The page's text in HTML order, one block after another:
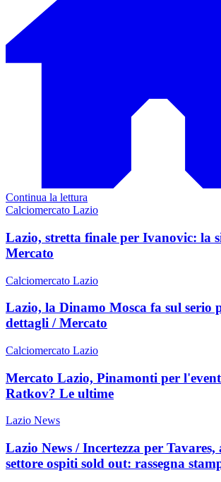
Continua la lettura
Calciomercato Lazio
Lazio, stretta finale per Ivanovic: la
Mercato
Calciomercato Lazio
Lazio, la Dinamo Mosca fa sul serio
dettagli / Mercato
Calciomercato Lazio
Mercato Lazio, Pinamonti per
Ratkov? Le ultime
Lazio News
Lazio News / Incertezza per
settore ospiti sold out: rassegna